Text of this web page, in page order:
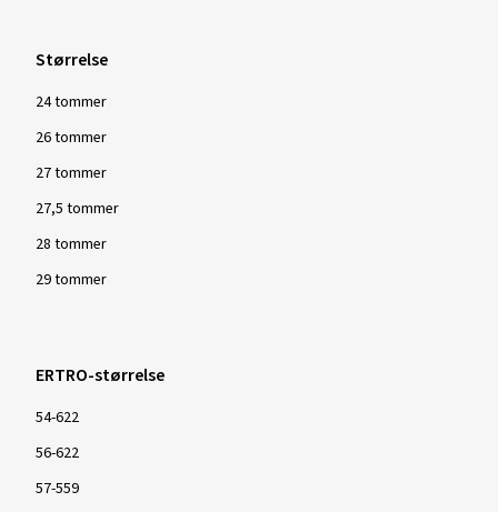
Størrelse
24 tommer
26 tommer
27 tommer
27,5 tommer
28 tommer
29 tommer
ERTRO-størrelse
54-622
56-622
57-559